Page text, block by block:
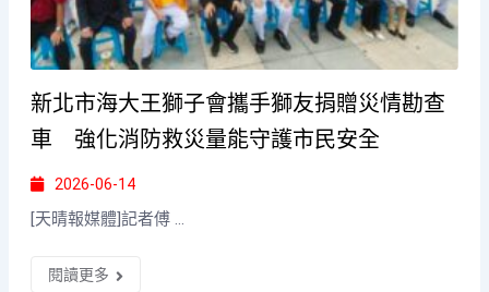
新北市海大王獅子會攜手獅友捐贈災情勘查
車 強化消防救災量能守護市民安全
2026-06-14
[天晴報媒體]記者傅 ...
閱讀更多